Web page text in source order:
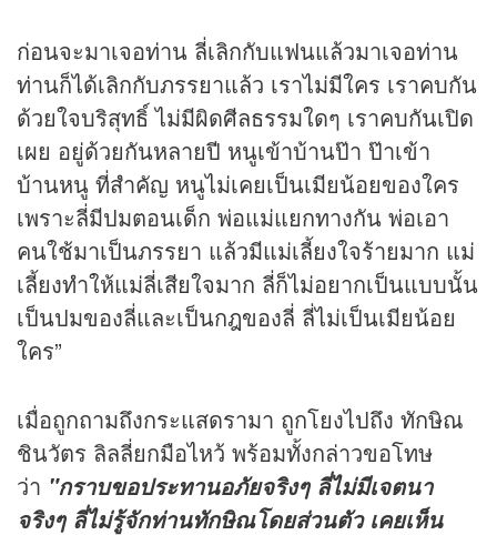
ก่อนจะมาเจอท่าน ลี่เลิกกับแฟนแล้วมาเจอท่าน
ท่านก็ได้เลิกกับภรรยาแล้ว เราไม่มีใคร เราคบกัน
ด้วยใจบริสุทธิ์ ไม่มีผิดศีลธรรมใดๆ เราคบกันเปิด
เผย อยู่ด้วยกันหลายปี หนูเข้าบ้านป๊า ป๊าเข้า
บ้านหนู ที่สำคัญ หนูไม่เคยเป็นเมียน้อยของใคร
เพราะลี่มีปมตอนเด็ก พ่อแม่แยกทางกัน พ่อเอา
คนใช้มาเป็นภรรยา แล้วมีแม่เลี้ยงใจร้ายมาก แม่
เลี้ยงทำให้แม่ลี่เสียใจมาก ลี่ก็ไม่อยากเป็นแบบนั้น
เป็นปมของลี่และเป็นกฎของลี่ ลี่ไม่เป็นเมียน้อย
ใคร”
เมื่อถูกถามถึงกระแสดรามา ถูกโยงไปถึง ทักษิณ
ชินวัตร ลิลลี่ยกมือไหว้ พร้อมทั้งกล่าวขอโทษ
ว่า "กราบขอประทานอภัยจริงๆ ลี่ไม่มีเจตนา
จริงๆ ลี่ไม่รู้จักท่านทักษิณโดยส่วนตัว เคยเห็น